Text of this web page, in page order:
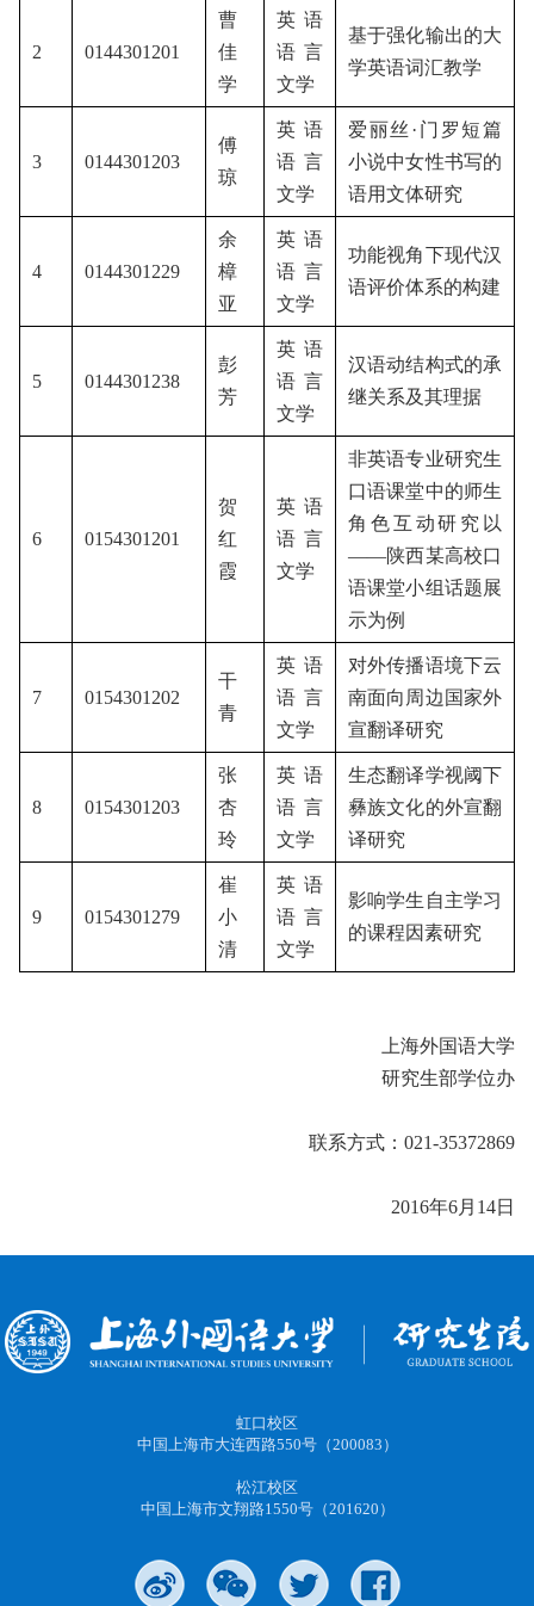
2 0144301201
曹
佳
学
英语
语言
文学
基于强化输出的大
学英语词汇教学
3 0144301203
傅
琼
英语
语言
文学
爱丽丝·门罗短篇
小说中女性书写的
语用文体研究
4 0144301229
余
樟
亚
英语
语言
文学
功能视角下现代汉
语评价体系的构建
5 0144301238
彭
芳
英语
语言
文学
汉语动结构式的承
继关系及其理据
6 0154301201
贺
红
霞
英语
语言
文学
非英语专业研究生
口语课堂中的师生
角色互动研究以
——陕西某高校口
语课堂小组话题展
示为例
7 0154301202
干
青
英语
语言
文学
对外传播语境下云
南面向周边国家外
宣翻译研究
8 0154301203
张
杏
玲
英语
语言
文学
生态翻译学视阈下
彝族文化的外宣翻
译研究
9 0154301279
崔
小
清
英语
语言
文学
影响学生自主学习
的课程因素研究
上海外国语大学
研究生部学位办
联系方式：021-35372869
2016年6月14日
虹口校区
中国上海市大连西路550号（200083）
松江校区
中国上海市文翔路1550号（201620）